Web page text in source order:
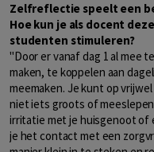
Zelfreflectie speelt een
Hoe kun je als docent
studenten stimuleren?
"Door er vanaf dag 1 al mee
maken, te koppelen aan
meemaken. Je kunt op
niet iets groots of
irritatie met je huisgenoot of
je het contact met een